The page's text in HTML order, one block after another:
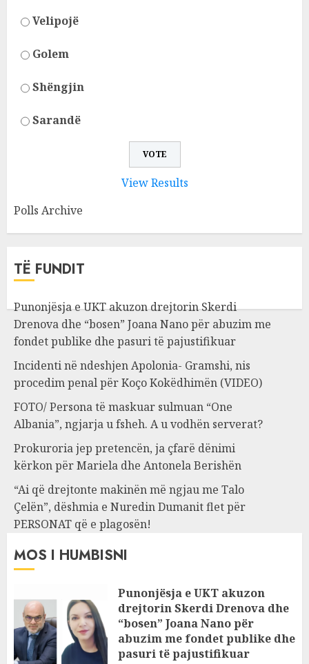
Velipojë
Golem
Shëngjin
Sarandë
View Results
Polls Archive
TË FUNDIT
Punonjësja e UKT akuzon drejtorin Skerdi
Drenova dhe “bosen” Joana Nano për abuzim me
fondet publike dhe pasuri të pajustifikuar
Incidenti në ndeshjen Apolonia- Gramshi, nis
procedim penal për Koço Kokëdhimën (VIDEO)
FOTO/ Persona të maskuar sulmuan “One
Albania”, ngjarja u fsheh. A u vodhën serverat?
Prokuroria jep pretencën, ja çfarë dënimi
kërkon për Mariela dhe Antonela Berishën
“Ai që drejtonte makinën më ngjau me Talo
Çelën”, dëshmia e Nuredin Dumanit flet për
PERSONAT që e plagosën!
MOS I HUMBISNI
Punonjësja e UKT akuzon
drejtorin Skerdi Drenova dhe
“bosen” Joana Nano për
abuzim me fondet publike dhe
pasuri të pajustifikuar